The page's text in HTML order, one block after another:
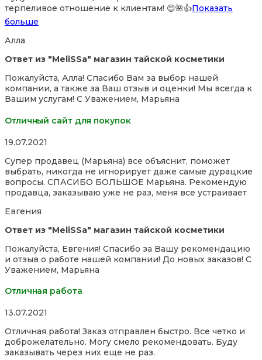
терпеливое отношение к клиентам! 😊🌺👍Показать
больше
Алла
Ответ из "MeliSSa" магазин тайской косметики
Пожалуйста, Алла! Спасибо Вам за выбор нашей
компании, а также за Ваш отзыв и оценки! Мы всегда к
Вашим услугам! С Уважением, Марьяна
Отличный сайт для покупок
Rated
out
of
5
19.07.2021
Супер продавец (Марьяна) все объяснит, поможет
выбрать, никогда не игнорирует даже самые дурацкие
вопросы. СПАСИБО БОЛЬШОЕ Марьяна. Рекомендую
продавца, заказываю уже не раз, меня все устраивает
Евгения
Ответ из "MeliSSa" магазин тайской косметики
Пожалуйста, Евгения! Спасибо за Вашу рекомендацию
и отзыв о работе нашей компании! До новых заказов! С
Уважением, Марьяна
Отличная работа
Rated
out
of
5
13.07.2021
Отличная работа! Заказ отправлен быстро. Все четко и
доброжелательно. Могу смело рекомендовать. Буду
заказывать через них еще не раз.